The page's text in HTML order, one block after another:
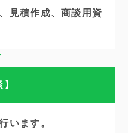
見積作成、商談用資
います。